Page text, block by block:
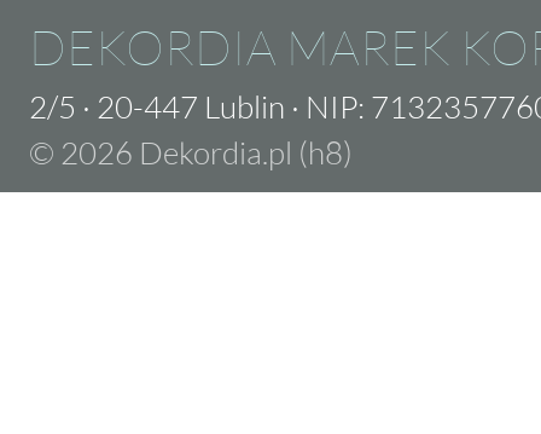
DEKORDIA MAREK
2/5 · 20-447 Lublin · NIP:
© 2026 Dekordia.pl (h8)